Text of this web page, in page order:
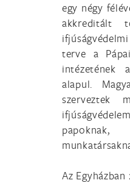
egy négy
akkreditált
terve a
intézetének
alapul.
szerveztek
papoknak,
Az